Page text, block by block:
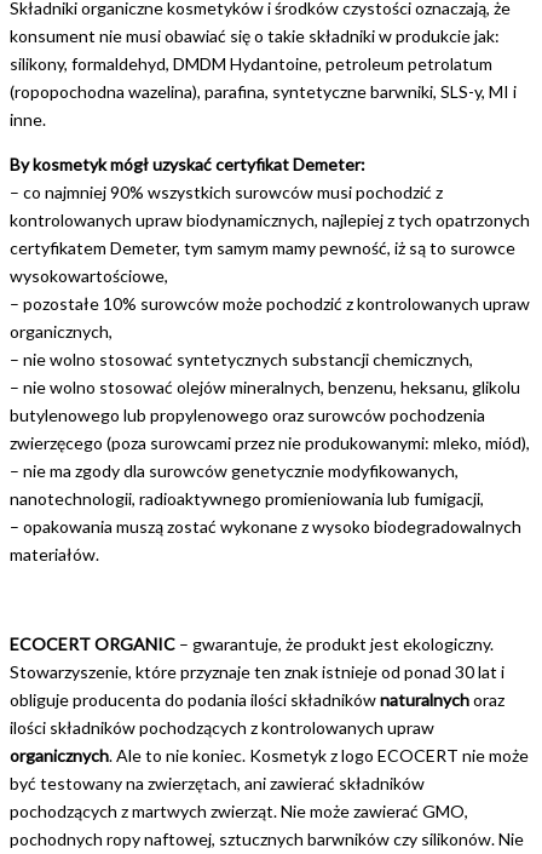
Składniki organiczne kosmetyków i środków czystości oznaczają, że
konsument nie musi obawiać się o takie składniki w produkcie jak:
silikony, formaldehyd, DMDM Hydantoine, petroleum petrolatum
(ropopochodna wazelina), parafina, syntetyczne barwniki, SLS-y, MI i
inne.
By kosmetyk mógł uzyskać certyfikat Demeter:
– co najmniej 90% wszystkich surowców musi pochodzić z
kontrolowanych upraw biodynamicznych, najlepiej z tych opatrzonych
certyfikatem Demeter, tym samym mamy pewność, iż są to surowce
wysokowartościowe,
– pozostałe 10% surowców może pochodzić z kontrolowanych upraw
organicznych,
– nie wolno stosować syntetycznych substancji chemicznych,
– nie wolno stosować olejów mineralnych, benzenu, heksanu, glikolu
butylenowego lub propylenowego oraz surowców pochodzenia
zwierzęcego (poza surowcami przez nie produkowanymi: mleko, miód),
– nie ma zgody dla surowców genetycznie modyfikowanych,
nanotechnologii, radioaktywnego promieniowania lub fumigacji,
– opakowania muszą zostać wykonane z wysoko biodegradowalnych
materiałów.
ECOCERT ORGANIC – gwarantuje, że produkt jest ekologiczny.
Stowarzyszenie, które przyznaje ten znak istnieje od ponad 30 lat i
obliguje producenta do podania ilości składnikównaturalnychoraz
ilości składników pochodzących z kontrolowanych upraw
organicznych. Ale to nie koniec. Kosmetyk z logo ECOCERT nie może
być testowany na zwierzętach, ani zawierać składników
pochodzących z martwych zwierząt. Nie może zawierać GMO,
pochodnych ropy naftowej, sztucznych barwników czy silikonów. Nie